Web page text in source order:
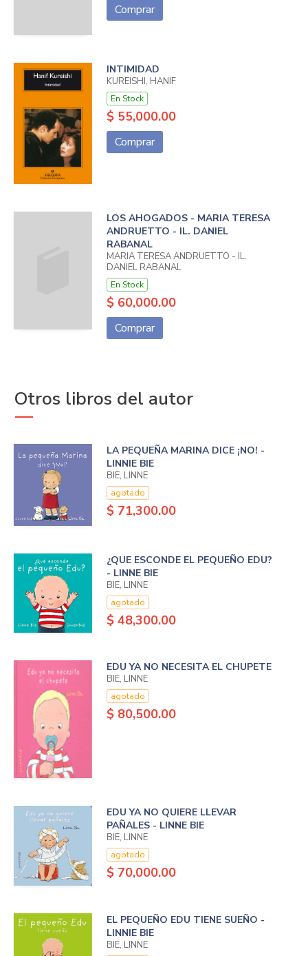
Comprar
INTIMIDAD
KUREISHI, HANIF
En Stock
$ 55,000.00
Comprar
LOS AHOGADOS - MARIA TERESA
ANDRUETTO - IL. DANIEL
RABANAL
MARIA TERESA ANDRUETTO - IL.
DANIEL RABANAL
En Stock
$ 60,000.00
Comprar
Otros libros del autor
LA PEQUEÑA MARINA DICE ¡NO! -
LINNIE BIE
BIE, LINNE
agotado
$ 71,300.00
¿QUE ESCONDE EL PEQUEÑO EDU?
- LINNE BIE
BIE, LINNE
agotado
$ 48,300.00
EDU YA NO NECESITA EL CHUPETE
BIE, LINNE
agotado
$ 80,500.00
EDU YA NO QUIERE LLEVAR
PAÑALES - LINNE BIE
BIE, LINNE
agotado
$ 70,000.00
EL PEQUEÑO EDU TIENE SUEÑO -
LINNIE BIE
BIE, LINNE